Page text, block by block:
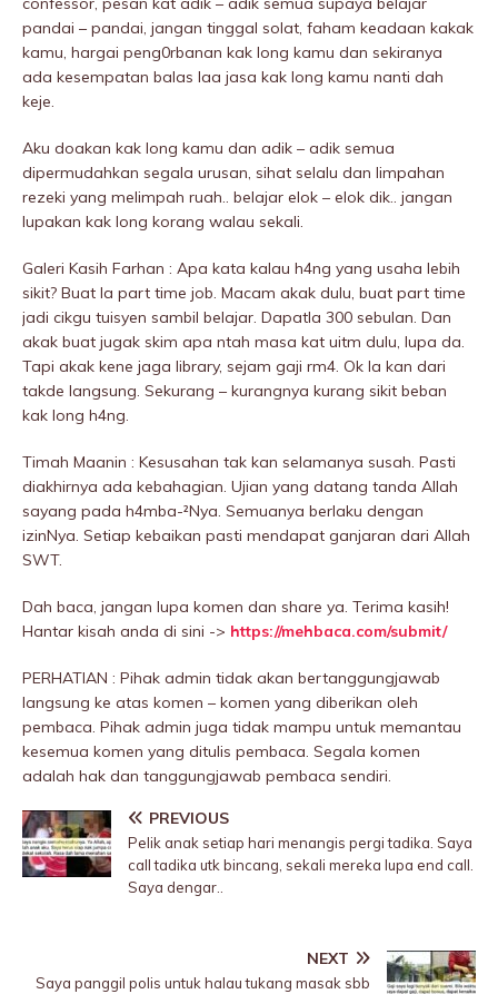
pandai – pandai, jangan tinggal solat, faham keadaan kakak
kamu, hargai peng0rbanan kak long kamu dan sekiranya
ada kesempatan baIas laa jasa kak long kamu nanti dah
keje.
Aku doakan kak long kamu dan adik – adik semua
dipermudahkan segala urusan, sihat selalu dan limpahan
rezeki yang melimpah ruah.. belajar elok – elok dik.. jangan
lupakan kak long korang walau sekali.
Galeri Kasih Farhan : Apa kata kalau h4ng yang usaha lebih
sikit? Buat la part time job. Macam akak dulu, buat part time
jadi cikgu tuisyen sambil belajar. Dapatla 300 sebulan. Dan
akak buat jugak skim apa ntah masa kat uitm dulu, lupa da.
Tapi akak kene jaga library, sejam gaji rm4. Ok la kan dari
takde langsung. Sekurang – kurangnya kurang sikit beban
kak long h4ng.
Timah Maanin : Kesusahan tak kan selamanya susah. Pasti
diakhirnya ada kebahagian. Ujian yang datang tanda Allah
sayang pada h4mba-²Nya. Semuanya berlaku dengan
izinNya. Setiap kebaikan pasti mendapat ganjaran dari Allah
SWT.
Dah baca, jangan lupa komen dan share ya. Terima kasih!
Hantar kisah anda di sini -> https://mehbaca.com/submit/
PERHATIAN : Pihak admin tidak akan bertanggungjawab
langsung ke atas komen – komen yang diberikan oleh
pembaca. Pihak admin juga tidak mampu untuk memantau
kesemua komen yang ditulis pembaca. Segala komen
adalah hak dan tanggungjawab pembaca sendiri.
PREVIOUS
Pelik anak setiap hari menangis pergi tadika. Saya
call tadika utk bincang, sekali mereka lupa end call.
Saya dengar..
NEXT
Saya panggil polis untuk halau tukang masak sbb